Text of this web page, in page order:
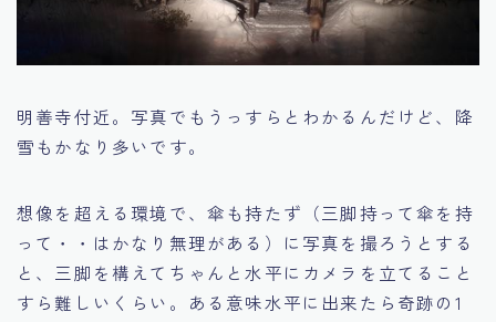
明善寺付近。写真でもうっすらとわかるんだけど、降
雪もかなり多いです。
想像を超える環境で、傘も持たず（三脚持って傘を持
って・・はかなり無理がある）に写真を撮ろうとする
と、三脚を構えてちゃんと水平にカメラを立てること
すら難しいくらい。ある意味水平に出来たら奇跡の1